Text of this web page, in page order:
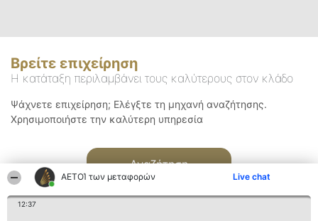
ΑΕΤΟΊ των μεταφορών Live chat
12:37
Βρείτε επιχείρηση
Η κατάταξη περιλαμβάνει τους καλύτερους στον κλάδο
Ψάχνετε επιχείρηση; Ελέγξτε τη μηχανή αναζήτησης.
Χρησιμοποιήστε την καλύτερη υπηρεσία
Αναζήτηση